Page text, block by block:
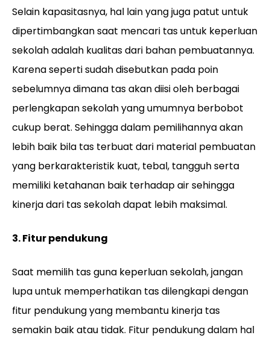
Selain kapasitasnya, hal lain yang juga patut untuk
dipertimbangkan saat mencari tas untuk keperluan
sekolah adalah kualitas dari bahan pembuatannya.
Karena seperti sudah disebutkan pada poin
sebelumnya dimana tas akan diisi oleh berbagai
perlengkapan sekolah yang umumnya berbobot
cukup berat. Sehingga dalam pemilihannya akan
lebih baik bila tas terbuat dari material pembuatan
yang berkarakteristik kuat, tebal, tangguh serta
memiliki ketahanan baik terhadap air sehingga
kinerja dari tas sekolah dapat lebih maksimal.
3. Fitur pendukung
Saat memilih tas guna keperluan sekolah, jangan
lupa untuk memperhatikan tas dilengkapi dengan
fitur pendukung yang membantu kinerja tas
semakin baik atau tidak. Fitur pendukung dalam hal